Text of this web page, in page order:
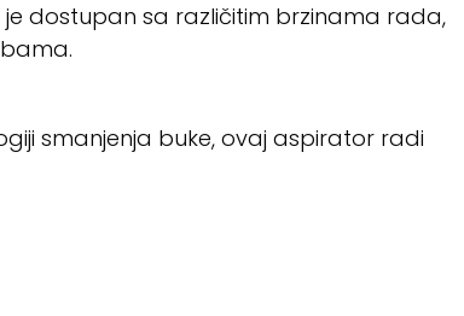
dostupan sa različitim brzinama rada,
smanjenja buke, ovaj aspirator radi